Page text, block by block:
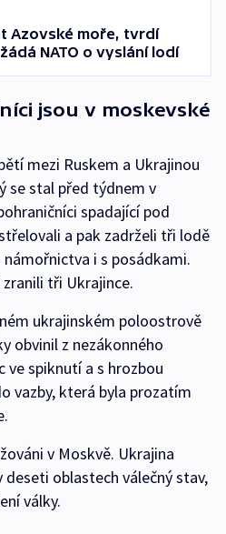
Azovské moře, tvrdí
NATO o vyslání lodí
jsou v moskevské
mezi Ruskem a Ukrajinou
se stal před týdnem v
spadající pod
a pak zadrželi tři lodě
i s posádkami.
tři Ukrajince.
ukrajinském poloostrově
obvinil z nezákonného
ve spiknutí a s hrozbou
vazby, která byla prozatím
v Moskvě. Ukrajina
oblastech válečný stav,
války.